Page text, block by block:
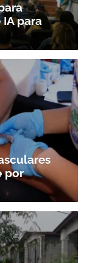
para
por